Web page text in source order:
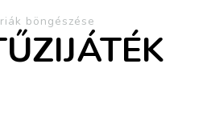
böngészése